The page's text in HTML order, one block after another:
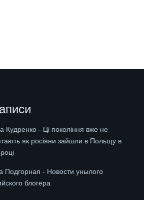
Кудренко - Ці покоління вже не
як росіяни зайшли в Польщу в
Подгорная - Новости унылого
блогера